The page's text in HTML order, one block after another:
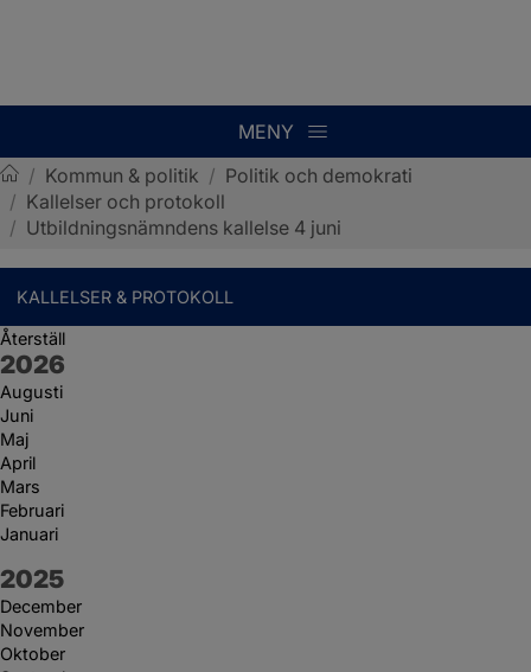
MENY
Sotenäs kommun
/ Kommun & politik / Politik och demokrati
/ Kallelser och protokoll
/ Utbildningsnämndens kallelse 4 juni
KALLELSER & PROTOKOLL
Återställ
År:
2026
Augusti
Juni
Maj
April
Mars
Februari
Januari
År:
2025
December
November
Oktober